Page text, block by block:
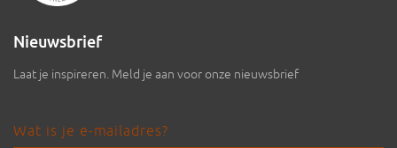
Nieuwsbrief
Laat je inspireren. Meld je aan voor onze nieuwsbrief